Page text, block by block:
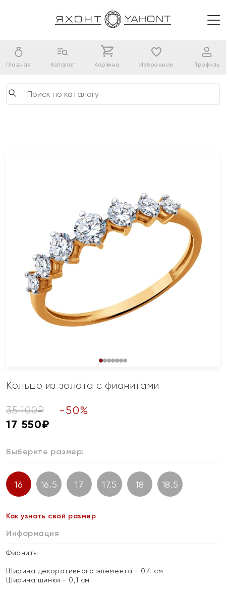
Главная Каталог Корзина Избранное Профиль
Кольцо из золота с фианитами
35 100₽ -50%
17 550₽
Выберите размер:
16 16.5 17 17.5 18 18.5
Как узнать свой размер
Информация
Фианиты
Ширина декоративного элемента - 0,4 см
Ширина шинки - 0,1 см